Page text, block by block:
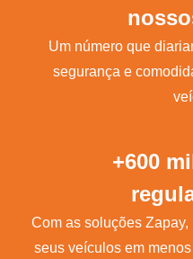
Um número que
segurança e
+600
Com as soluções
seus veículos em